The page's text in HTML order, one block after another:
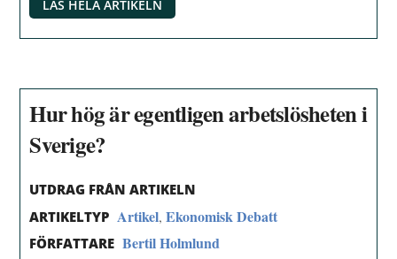
LÄS HELA ARTIKELN
Hur hög är egentligen arbetslösheten i
Sverige?
UTDRAG FRÅN ARTIKELN
ARTIKELTYP Artikel,Ekonomisk Debatt
FÖRFATTARE Bertil Holmlund